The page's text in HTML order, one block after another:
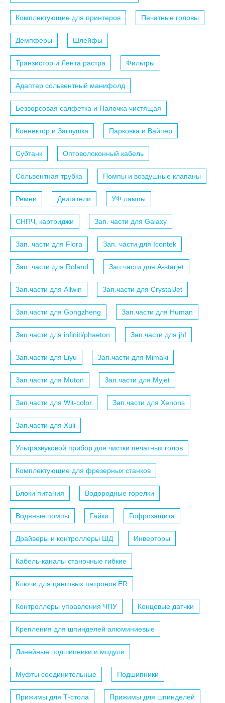
Комплектующие для принтеров Печатные головы
Демпферы Шлейфы
Транзистор и Лента растра Фильтры
Адаптер сольвентный манифолд
Безворсовая салфетка и Палочка чистящая
Коннектор и Заглушка Парковка и Вайпер
Субтанк Оптоволоконный кабель
Сольвентная трубка Помпы и воздушные клапаны
Ремни Двигатели УФ лампы
СНПЧ, картриджи Зап. части для Galaxy
Зап. части для Flora Зап. части для Icontek
Зап. части для Roland Зап.части для A-starjet
Зап.части для Allwin Зап.части для CrystalJet
Зап.части для Gongzheng Зап.части для Human
Зап.части для infiniti/phaeton Зап.части для jhf
Зап.части для Liyu Зап.части для Mimaki
Зап.части для Muton Зап.части для Myjet
Зап.части для Wit-color Зап.части для Xenons
Зап.части для Xuli
Ультразвуковой прибор для чистки печатных голов
Комплектующие для фрезерных станков
Блоки питания Водородные горелки
Водяные помпы Гайки Гофрозащита
Драйверы и контроллеры ШД Инверторы
Кабель-каналы станочные гибкие
Ключи для цанговых патронов ER
Контроллеры управления ЧПУ Концевые датчки
Крепления для шпинделей алюминиевые
Линейные подшипники и модули
Муфты соединительные Подшипники
Прижимы для Т-стола Прижимы для шпинделей